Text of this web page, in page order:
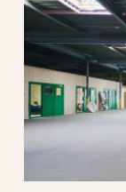
gans